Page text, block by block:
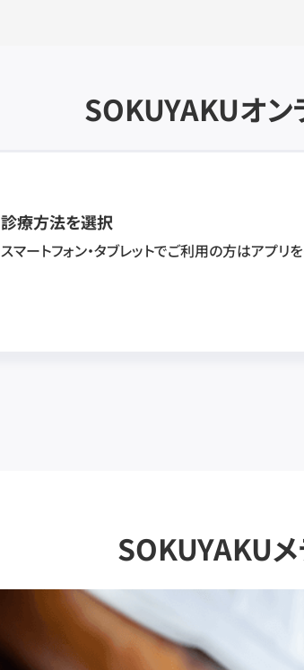
SOKUYAKUオ
診療方法を選択
スマートフォン・タブレットでご利用の方はアプリ
SOKUYAKU